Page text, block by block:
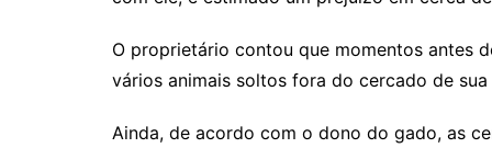
O proprietário contou que momentos antes
vários animais soltos fora do cercado de
Ainda, de acordo com o dono do gado, as